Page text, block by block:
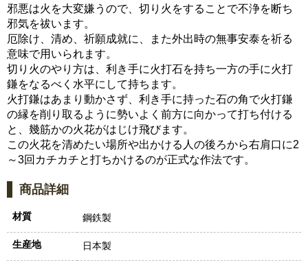
邪悪は火を大変嫌うので、切り火をすることで不浄を断ち
邪気を祓います。
厄除け、清め、祈願成就に、また外出時の無事安泰を祈る
意味で用いられます。
切り火のやり方は、利き手に火打石を持ち一方の手に火打
鎌をなるべく水平にして持ちます。
火打鎌はあまり動かさず、利き手に持った石の角で火打鎌
の縁を削り取るように勢いよく前方に向かって打ち付ける
と、幾筋かの火花がはじけ飛びます。
この火花を清めたい場所や出かける人の後ろから右肩口に2
～3回カチカチと打ちかけるのが正式な作法です。
商品詳細
材質 鋼鉄製
生産地 日本製